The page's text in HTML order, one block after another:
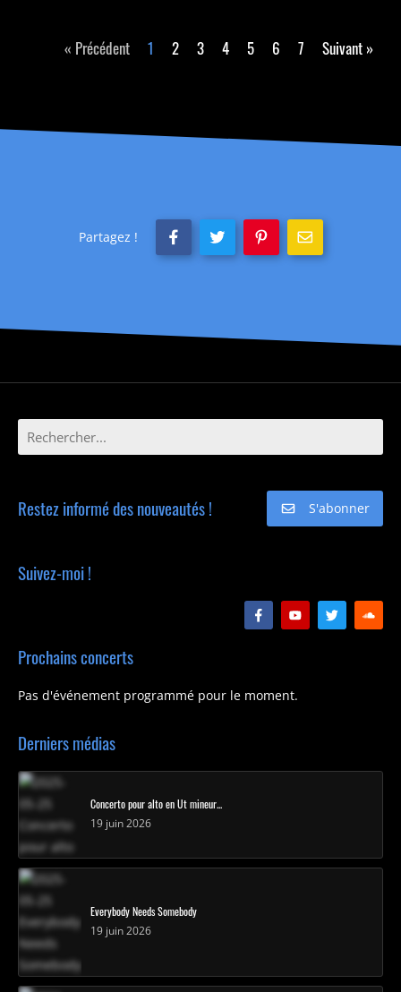
« Précédent 1 2 3 4 5 6 7 Suivant »
Partagez !
Restez informé des nouveautés ! S'abonner
Suivez-moi !
Prochains concerts
Pas d'événement programmé pour le moment.
Derniers médias
Concerto pour alto en Ut mineur...
19 juin 2026
Everybody Needs Somebody
19 juin 2026